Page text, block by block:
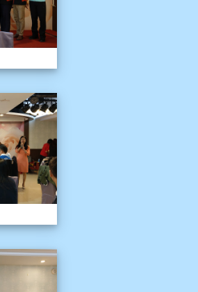
109上新舊任會長交接典
109上新舊任會長交接典